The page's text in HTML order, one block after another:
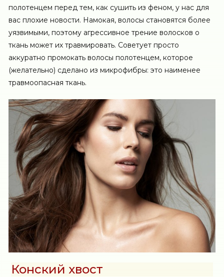
полотенцем перед тем, как сушить из феном, у нас для
вас плохие новости. Намокая, волосы становятся более
уязвимыми, поэтому агрессивное трение волосков о
ткань может их травмировать. Советует просто
аккуратно промокать волосы полотенцем, которое
(желательно) сделано из микрофибры: это наименее
травмоопасная ткань.
Конский хвост